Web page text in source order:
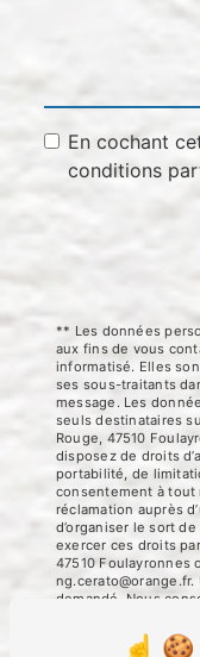
En cochant
conditions
** Les données
aux fins de vous
informatisé. Elles
ses sous-traitants
message. Les
seuls destinataires
Rouge, 47510
disposez de droits
portabilité, de
consentement à tout
réclamation auprès
d’organiser le sort
exercer ces droits
47510 Foulayronnes
demandé. Nous
de prise de contact
légale aux fins
Vous avez le droit